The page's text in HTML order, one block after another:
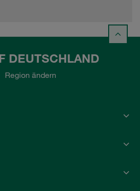
DEUTSCHLAND
Region ändern